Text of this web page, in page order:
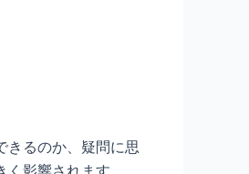
きるのか、疑問に思
影響されます。